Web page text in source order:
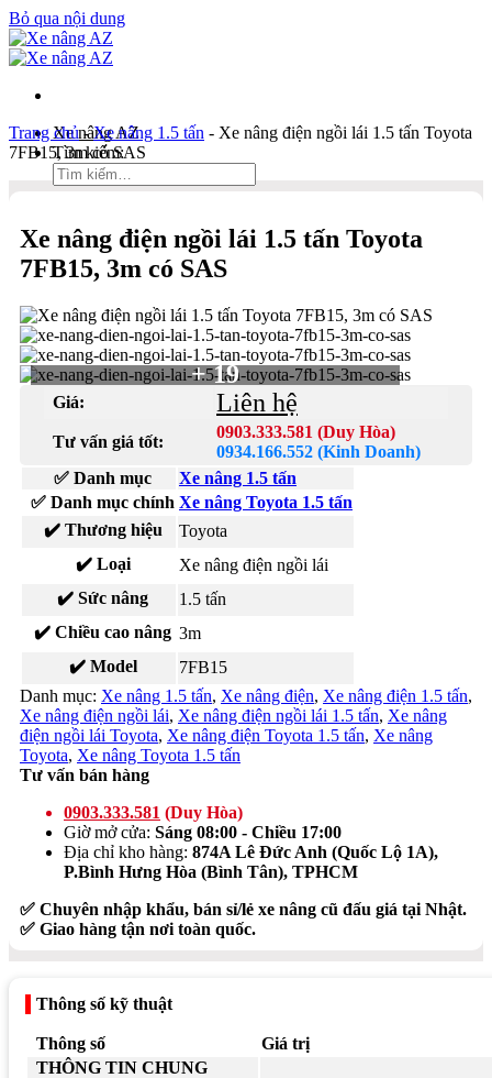
Bỏ qua nội dung
Xe nâng AZ
Tìm kiếm:
Duy Hòa
0903 333 581
Kinh Doanh
Bản đồ
Liên hệ
Tìm kiếm:
Trang chủ-Xe nâng 1.5 tấn - Xe nâng điện ngồi lái 1.5 tấn Toyota
7FB15, 3m có SAS
Xe nâng điện ngồi lái 1.5 tấn Toyota
7FB15, 3m có SAS
+ 19
Giá: Liên hệ
Tư vấn giá tốt:
0903.333.581 (Duy Hòa)
0934.166.552 (Kinh Doanh)
✅ Danh mục
Xe nâng 1.5 tấn
✅ Danh mục chính Xe nâng Toyota 1.5 tấn
✔️ Thương hiệu
Toyota
✔️ Loại
Xe nâng điện ngồi lái
✔️ Sức nâng
1.5 tấn
✔️ Chiều cao nâng 3m
✔️ Model
7FB15
Danh mục: Xe nâng 1.5 tấn, Xe nâng điện, Xe nâng điện 1.5 tấn,
Xe nâng điện ngồi lái, Xe nâng điện ngồi lái 1.5 tấn, Xe nâng
điện ngồi lái Toyota, Xe nâng điện Toyota 1.5 tấn, Xe nâng
Toyota, Xe nâng Toyota 1.5 tấn
Tư vấn bán hàng
0903.333.581 (Duy Hòa)
Giờ mở cửa: Sáng 08:00 - Chiều 17:00
Địa chỉ kho hàng: 874A Lê Đức Anh (Quốc Lộ 1A),
P.Bình Hưng Hòa (Bình Tân), TPHCM
✅ Chuyên nhập khẩu, bán sỉ/lẻ xe nâng cũ đấu giá tại Nhật.
✅ Giao hàng tận nơi toàn quốc.
Thông số kỹ thuật
Thông số
Giá trị
THÔNG TIN CHUNG